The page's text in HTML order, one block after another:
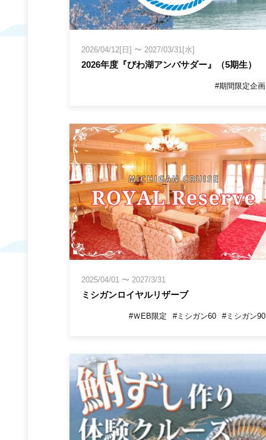
2026/04/12[日] 〜 2027/03/31[水]
2026年度『びわ湖アンバサダー』（5期生）
#期間限定企画
2025/04/01 〜 2027/3/31
ミシガンロイヤルリザーブ
#ＷEB限定 #ミシガン60 #ミシガン90